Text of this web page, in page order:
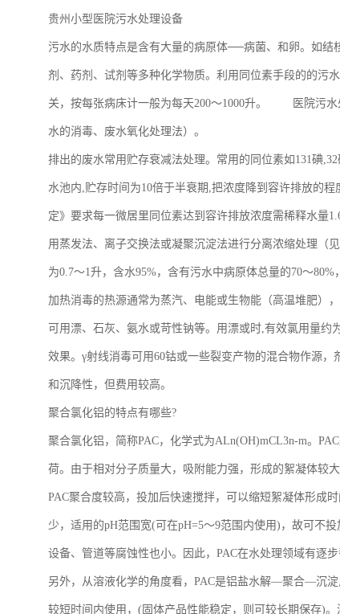
贵州小型医院污水处理设备
污水的水质特点是含有大量的病原体──病菌、和卵。如
剂、药剂、试剂等多种化学物质。利用同位素手段的的污
关，按每张病床计一般为每天200～1000升。 医院污水
水的消毒、废水氧化处理法）。
排出的废水常用贮存衰减法处理。常用的同位素如131碘
水池内,贮存时间为10倍于半衰期,把浓度降到容许排放的
定》要求每一微居里同位素达到容许排放浓度需稀释水量
用蒸发法、离子交换法或凝聚沉淀法进行分离浓缩处理
为0.7～1升，含水95%，含有污水中病原体总量的70～
加热消毒的热源通常为蒸汽、电能或生物能（高温堆肥）
可用漂、石灰、氨水或苛性钠等。用漂或时,有效氯用量约
效果。γ射线消毒可用60钴或一些裂变产物的混合物作源
和沉降性，但费用较高。
聚合氯化铝的特点有哪些?
聚合氯化铝，简称PAC，化学式为ALn(OH)mCL3n-m。
荷。由于相对分子质量大，吸附能力强，形成的絮凝体较
PAC聚合度较高，投加后快速搅拌，可以缩短絮凝体形成
少，适用的pH范围宽(可在pH=5～9范围内使用)，故可不
设备、管道等腐蚀性也小。因此，PAC在水处理领域有逐
另外，从溶液化学的角度看，PAC是铝盐水解—聚合—沉
较短时间内使用，(固体产品性能稳定，则可较长期保存)